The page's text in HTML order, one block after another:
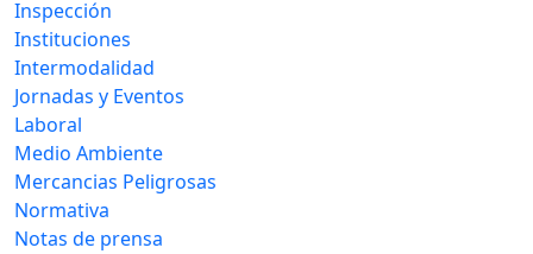
Inspección
Instituciones
Intermodalidad
Jornadas y Eventos
Laboral
Medio Ambiente
Mercancias Peligrosas
Normativa
Notas de prensa